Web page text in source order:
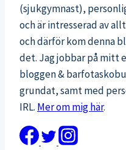
(sjukgymnast),
och är intresserad av
och därför kom denna
det. Jag jobbar på mitt
bloggen &
grundat, samt med
IRL. Mer om mig här.